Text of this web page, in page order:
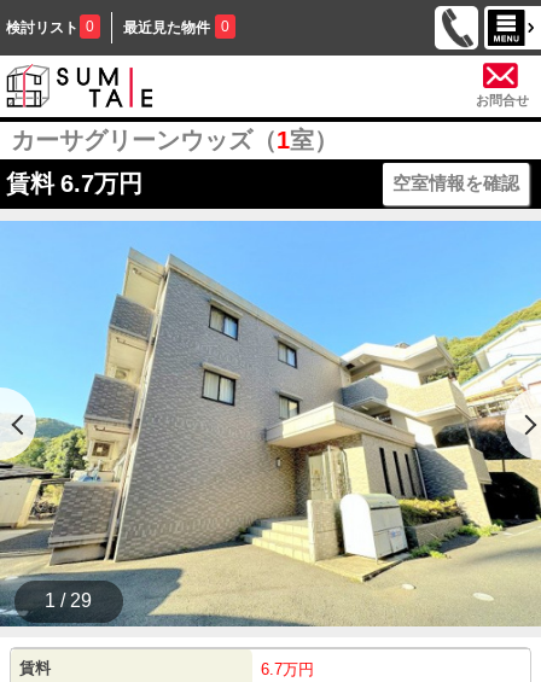
検討リスト 0 最近見た物件 0
お問合せ
カーサグリーンウッズ（1室）
賃料 6.7万円 空室情報を確認
1 / 29
賃料 6.7万円